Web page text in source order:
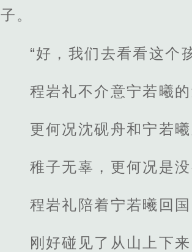
子。
“好，我们去看看这个
程岩礼不介意宁若曦的
更何况沈砚舟和宁若
稚子无辜，更何况是没
程岩礼陪着宁若曦回
刚好碰见了从山上下来